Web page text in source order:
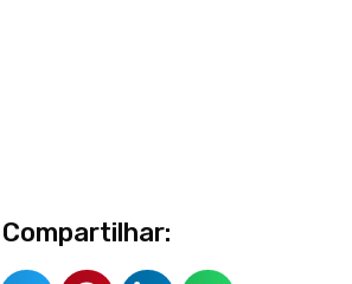
Compartilhar: